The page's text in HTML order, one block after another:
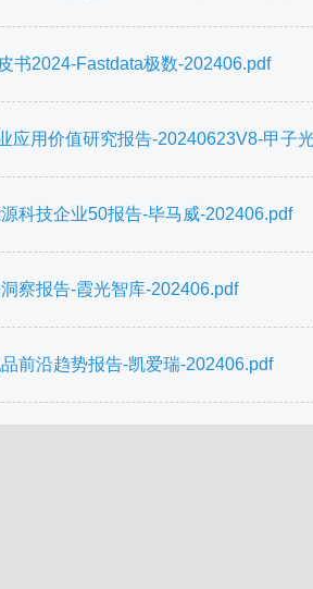
书2024-Fastdata极数-202406.pdf
应用价值研究报告-20240623V8-甲子
科技企业50报告-毕马威-202406.pdf
察报告-霞光智库-202406.pdf
前沿趋势报告-凯爱瑞-202406.pdf